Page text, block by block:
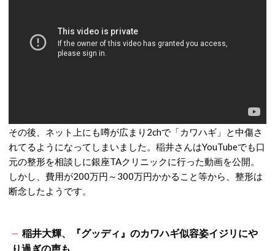
その後、ネット上にも噂が広まり2chで「カワハギ」と中傷さ
れてるようになってしまいました。稲井さんはYouTubeでも口
元の整形を相談しに銀座TAクリニックに行った動画を公開。
しかし、費用が200万円～300万円かかること等から、整形は
断念したようです。
稲井大輝、『グッディ』のカワハギ似容姿イジリにや
り過ぎの声も